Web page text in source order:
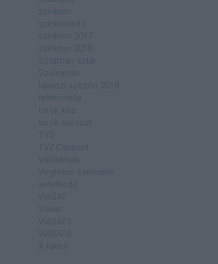
szinkron
szinkroninfó
szinkron 2017
szinkron 2018
Sztárban sztár
Szulejmán
tavaszi szezon 2018
telenovella
török kvíz
török sorozat
TV2
TV2 Csoport
Válótársak
Végtelen szerelem
vetélkedő
VIASAT
Viasat
VIASAT3
VIASAT6
X-faktor